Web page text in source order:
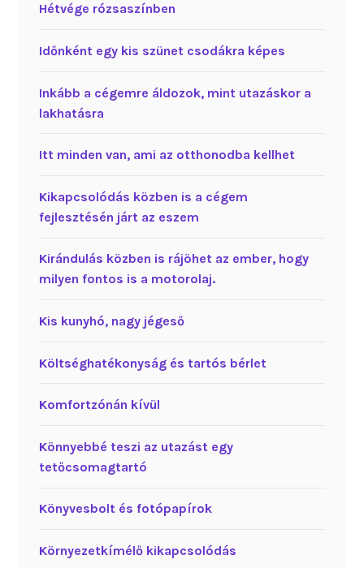
Hétvége rózsaszínben
Időnként egy kis szünet csodákra képes
Inkább a cégemre áldozok, mint utazáskor a
lakhatásra
Itt minden van, ami az otthonodba kellhet
Kikapcsolódás közben is a cégem
fejlesztésén járt az eszem
Kirándulás közben is rájöhet az ember, hogy
milyen fontos is a motorolaj.
Kis kunyhó, nagy jégeső
Költséghatékonyság és tartós bérlet
Komfortzónán kívül
Könnyebbé teszi az utazást egy
tetőcsomagtartó
Könyvesbolt és fotópapírok
Környezetkímélő kikapcsolódás